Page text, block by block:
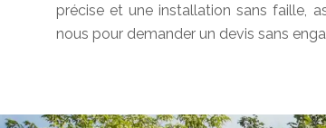
précise et une installation sans faille,
nous pour demander un devis sans